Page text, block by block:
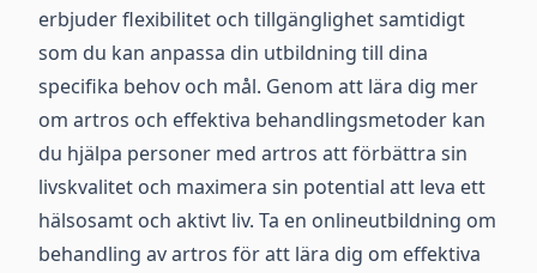
erbjuder flexibilitet och tillgänglighet samtidigt
som du kan anpassa din utbildning till dina
specifika behov och mål. Genom att lära dig mer
om artros och effektiva behandlingsmetoder kan
du hjälpa personer med artros att förbättra sin
livskvalitet och maximera sin potential att leva ett
hälsosamt och aktivt liv. Ta en onlineutbildning om
behandling av artros för att lära dig om effektiva